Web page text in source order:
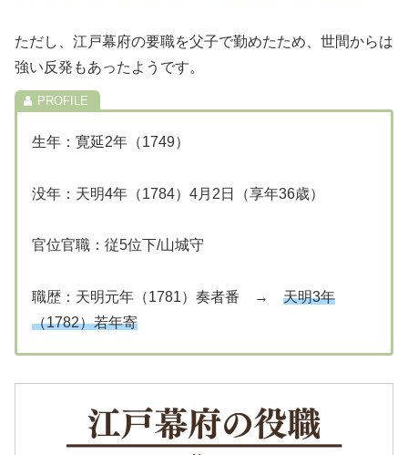
ただし、江戸幕府の要職を父子で勤めたため、世間からは
強い反発もあったようです。
生年：寛延2年（1749）
没年：天明4年（1784）4月2日（享年36歳）
官位官職：従5位下/山城守
職歴：天明元年（1781）奏者番 → 天明3年
（1782）若年寄